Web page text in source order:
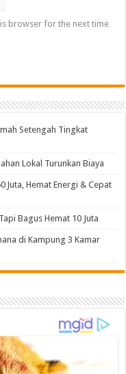
browser for the next time
Setengah Tingkat
Lokal Turunkan Biaya
Juta, Hemat Energi & Cepat
Bagus Hemat 10 Juta
di Kampung 3 Kamar